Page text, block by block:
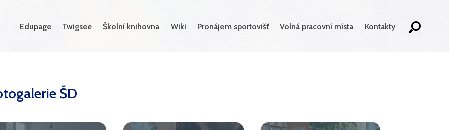
Edupage Twigsee Školní knihovna Wiki Pronájem sportovišť Volná pracovní místa Kontakty
ŠD